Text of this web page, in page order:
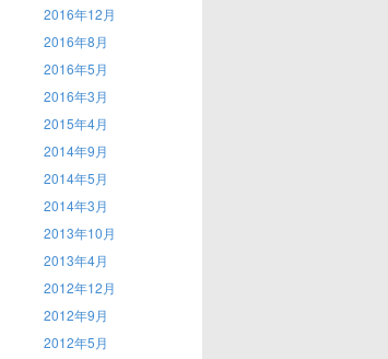
2016年12月
2016年8月
2016年5月
2016年3月
2015年4月
2014年9月
2014年5月
2014年3月
2013年10月
2013年4月
2012年12月
2012年9月
2012年5月